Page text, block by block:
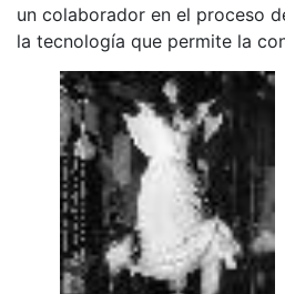
un colaborador en el proceso
la tecnología que permite la